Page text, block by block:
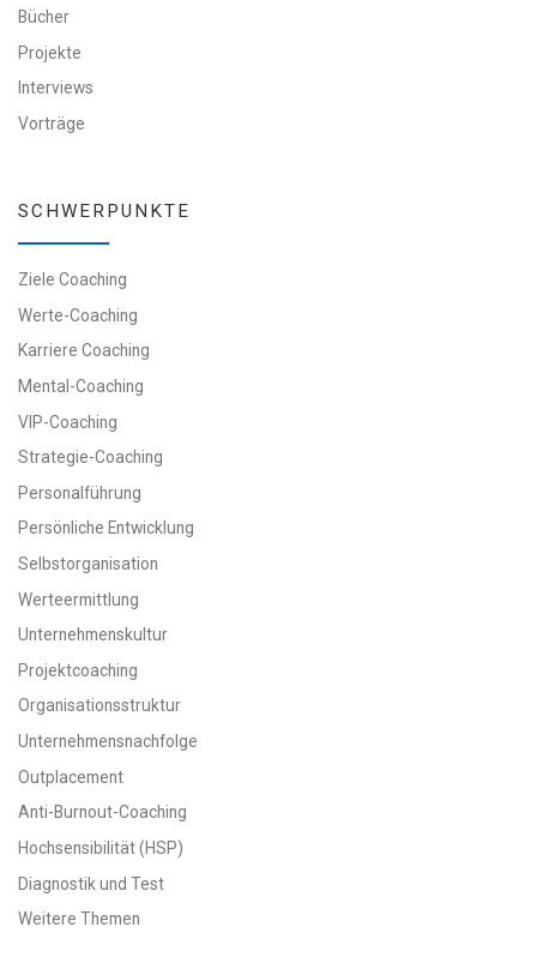
Bücher
Projekte
Interviews
Vorträge
SCHWERPUNKTE
Ziele Coaching
Werte-Coaching
Karriere Coaching
Mental-Coaching
VIP-Coaching
Strategie-Coaching
Personalführung
Persönliche Entwicklung
Selbstorganisation
Werteermittlung
Unternehmenskultur
Projektcoaching
Organisationsstruktur
Unternehmensnachfolge
Outplacement
Anti-Burnout-Coaching
Hochsensibilität (HSP)
Diagnostik und Test
Weitere Themen